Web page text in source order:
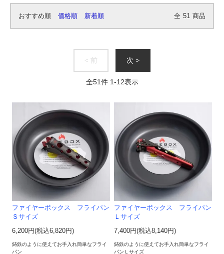
おすすめ順 価格順 新着順 全 51 商品
< 前 次 >
全51件 1-12表示
ファイヤーボックス フライパン
Ｓサイズ
6,200円(税込6,820円)
鋳鉄のように使えてお手入れ簡単なフライ
パン
ファイヤーボックス フライパン
Ｌサイズ
7,400円(税込8,140円)
鋳鉄のように使えてお手入れ簡単なフライ
パンＬサイズ